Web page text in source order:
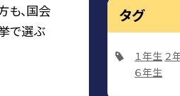
も、国会
で選ぶ
タグ
１年生 ２
６年生